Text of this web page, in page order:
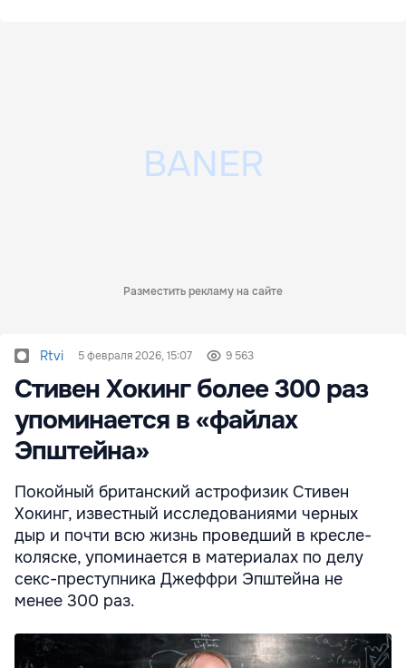
Разместить рекламу на сайте
Rtvi 5 февраля 2026, 15:07 9 563
Стивен Хокинг более 300 раз
упоминается в «файлах
Эпштейна»
Покойный британский астрофизик Стивен
Хокинг, известный исследованиями черных
дыр и почти всю жизнь проведший в кресле-
коляске, упоминается в материалах по делу
секс-преступника Джеффри Эпштейна не
менее 300 раз.